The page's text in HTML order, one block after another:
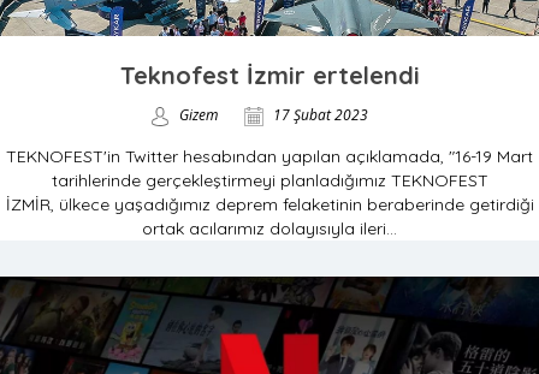
Teknofest İzmir ertelendi
Gizem 17 Şubat 2023
TEKNOFEST'in Twitter hesabından yapılan açıklamada, "16-19 Mart
tarihlerinde gerçekleştirmeyi planladığımız TEKNOFEST
İZMİR, ülkece yaşadığımız deprem felaketinin beraberinde getirdiği
ortak acılarımız dolayısıyla ileri...